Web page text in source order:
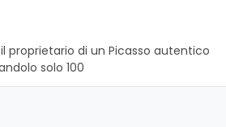
proprietario di un Picasso autentico
solo 100